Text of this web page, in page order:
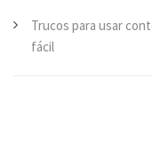
Trucos para usar
fácil